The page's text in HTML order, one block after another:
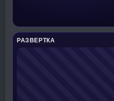
РАЗВЕРТКА